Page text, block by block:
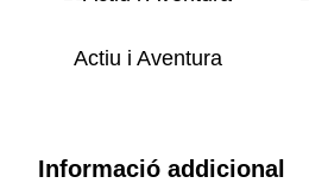
Actiu i Aventura
Informació addicional